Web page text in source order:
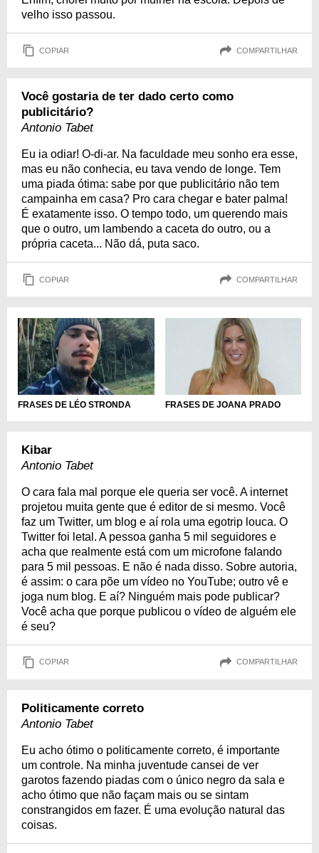
velho isso passou.
COPIAR COMPARTILHAR
Você gostaria de ter dado certo como
publicitário?
Antonio Tabet
Eu ia odiar! O-di-ar. Na faculdade meu sonho era esse,
mas eu não conhecia, eu tava vendo de longe. Tem
uma piada ótima: sabe por que publicitário não tem
campainha em casa? Pro cara chegar e bater palma!
É exatamente isso. O tempo todo, um querendo mais
que o outro, um lambendo a caceta do outro, ou a
própria caceta... Não dá, puta saco.
COPIAR COMPARTILHAR
FRASES DE LÉO STRONDA FRASES DE JOANA PRADO
Kibar
Antonio Tabet
O cara fala mal porque ele queria ser você. A internet
projetou muita gente que é editor de si mesmo. Você
faz um Twitter, um blog e aí rola uma egotrip louca. O
Twitter foi letal. A pessoa ganha 5 mil seguidores e
acha que realmente está com um microfone falando
para 5 mil pessoas. E não é nada disso. Sobre autoria,
é assim: o cara põe um vídeo no YouTube; outro vê e
joga num blog. E aí? Ninguém mais pode publicar?
Você acha que porque publicou o vídeo de alguém ele
é seu?
COPIAR COMPARTILHAR
Politicamente correto
Antonio Tabet
Eu acho ótimo o politicamente correto, é importante
um controle. Na minha juventude cansei de ver
garotos fazendo piadas com o único negro da sala e
acho ótimo que não façam mais ou se sintam
constrangidos em fazer. É uma evolução natural das
coisas.